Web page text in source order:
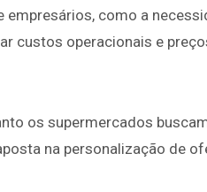
como a
custos operacionais e
os supermercados
na personalização de